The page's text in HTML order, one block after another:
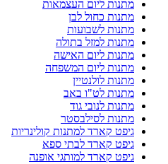
מתנות ליום העצמאות
מתנות כחול לבן
מתנות לשבועות
מתנות למזל בתולה
מתנות ליום האישה
מתנות ליום המשפחה
מתנות לולנטיין
מתנות לט"ו באב
מתנות לנובי גוד
מתנות לסילבסטר
גיפט קארד למתנות קולינריות
גיפט קארד לבתי ספא
גיפט קארד למותגי אופנה